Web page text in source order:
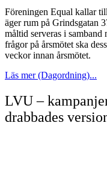
Föreningen Equal kallar
äger rum på Grindsgatan
måltid serveras i
frågor på årsmötet ska
veckor innan årsmötet.
Läs mer (Dagordning)...
LVU –
drabbades